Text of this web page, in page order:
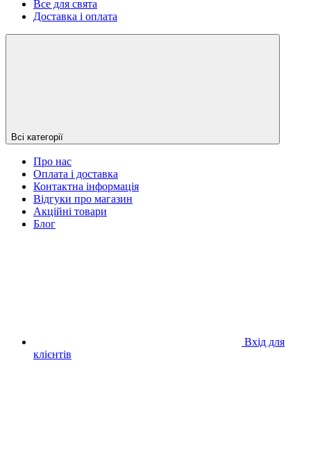
Все для свята
Доставка і оплата
Всі категорії
Про нас
Оплата і доставка
Контактна інформація
Відгуки про магазин
Акційні товари
Блог
Вхід для
клієнтів